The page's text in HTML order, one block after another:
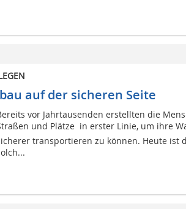
auf der sicheren Seite
vor Jahrtausenden erstellten die
und Plätze  in erster Linie, um ihre
transportieren zu können. Heute ist